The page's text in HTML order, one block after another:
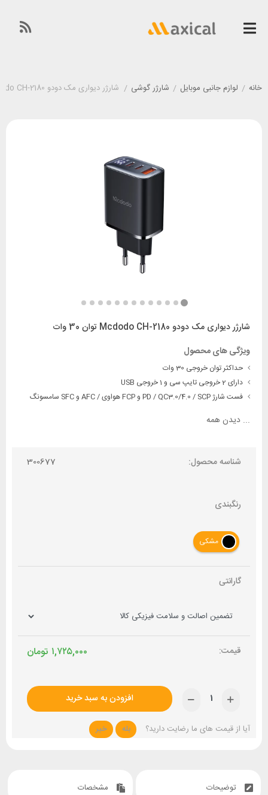
خانه / لوازم جانبی موبایل / شارژر گوشی / شارژر دیواری مک دودو Mcdodo CH-2180 توان 30 وات
شارژر دیواری مک دودو Mcdodo CH-2180 توان 30 وات
ویژگی های محصول
حداکثر توان خروجی 30 وات
دارای 2 خروجی تایپ سی و 1 خروجی USB
فست شارژ PD / QC3.0/4.0 / SCP و FCP هواوی / AFC و SFC سامسونگ
... دیدن همه
شناسه محصول: 300677
رنگبندی
مشکی
گارانتی
تومان ۱,۷۲۵,۰۰۰
افزودن به سبد خرید
آیا از قیمت های ما رضایت دارید؟ بله خیر
توضیحات مشخصات